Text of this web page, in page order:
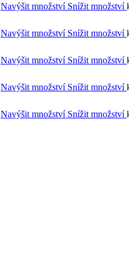
Navýšit množství Snížit množství
Navýšit množství Snížit množství
Navýšit množství Snížit množství
Navýšit množství Snížit množství
Navýšit množství Snížit množství